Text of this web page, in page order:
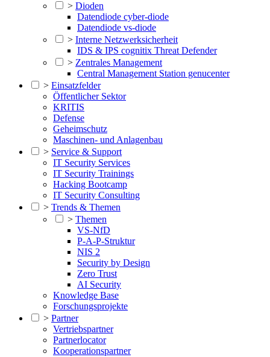
> Dioden
Datendiode cyber-diode
Datendiode vs-diode
> Interne Netzwerksicherheit
IDS & IPS cognitix Threat Defender
> Zentrales Management
Central Management Station genucenter
> Einsatzfelder
Öffentlicher Sektor
KRITIS
Defense
Geheimschutz
Maschinen- und Anlagenbau
> Service & Support
IT Security Services
IT Security Trainings
Hacking Bootcamp
IT Security Consulting
> Trends & Themen
> Themen
VS-NfD
P-A-P-Struktur
NIS 2
Security by Design
Zero Trust
AI Security
Knowledge Base
Forschungsprojekte
> Partner
Vertriebspartner
Partnerlocator
Kooperationspartner